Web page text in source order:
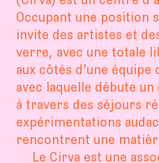
Occupant une position
invite des artistes et
verre, avec une totale
aux côtés d’une
avec laquelle débute
à travers des séjours
expérimentations
rencontrent une
Le Cirva est une
En ce moment,